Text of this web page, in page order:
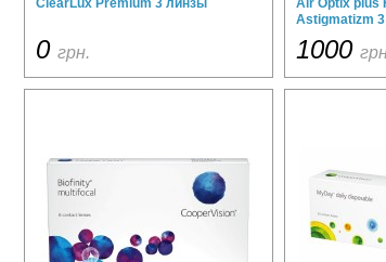
ClearLux Premium 3 линзы
0 грн.
Air Optix plus
Astigmatizm
1000